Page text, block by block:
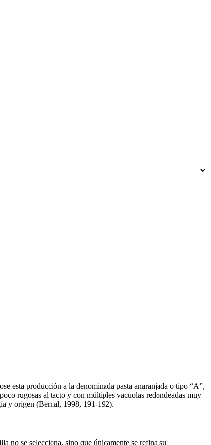
esta producción a la denominada pasta anaranjada o tipo “A”,
rugosas al tacto y con múltiples vacuolas redondeadas muy
y origen (Bernal, 1998, 191-192).
no se selecciona, sino que únicamente se refina su